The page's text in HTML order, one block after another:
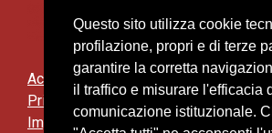
Questo sito utilizza cookie
profilazione, propri e di terze
garantire la corretta
il traffico e misurare l'efficacia
comunicazione istituzionale.
Accessibilità
Privacy e cookies
Impostazioni cookie